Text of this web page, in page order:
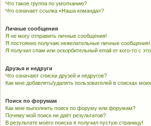
Что такое группа по умолчанию?
Что означает ссылка «Наша команда»?
Личные сообщения
Я не могу отправить личные сообщения!
Я постоянно получаю нежелательные личные сообщения!
Я получил спам или оскорбительный email от кого-то с
Друзья и недруги
Что означают списки друзей и недругов?
Как мне добавлять/удалять пользователей в списках
Поиск по форумам
Как мне выполнить поиск по форуму или форумам?
Почему мой поиск не даёт результатов?
В результате моего поиска я получил пустую страницу!